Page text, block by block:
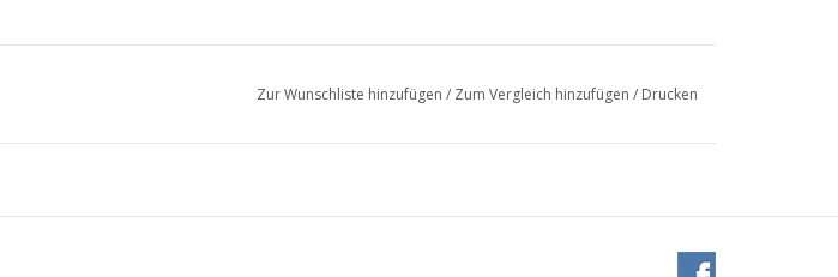
Zur Wunschliste hinzufügen / Zum Vergleich hinzufügen / Drucken